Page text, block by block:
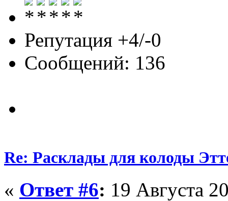
Репутация +4/-0
Сообщений: 136
Re: Расклады для колоды
« Ответ #6: 19 Августа